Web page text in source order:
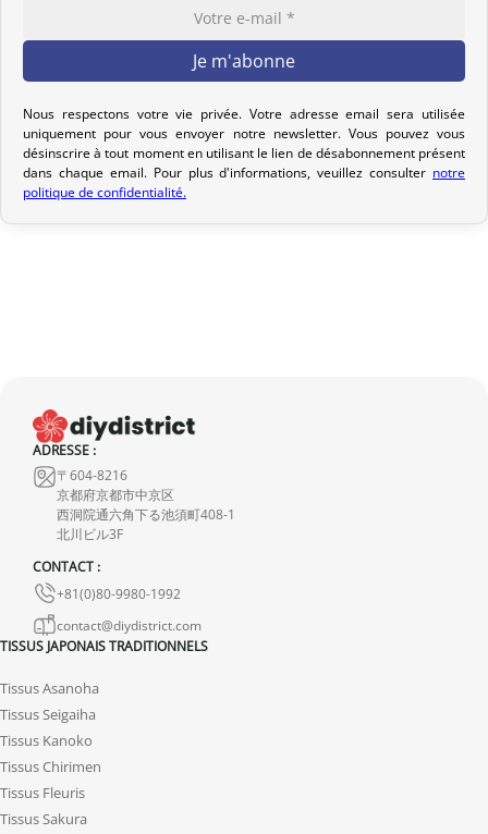
pour que nous puissions étudier ensemble la meilleure option.
Votre commande est préparée dans les 2 jours ouvrables suivant
la réception de votre paiement et remise au transporteur que
vous avez sélectionné lors de votre achat. Vous recevrez un e-mail
de confirmation d’envoi pour suivre votre colis. Nous offrons
plusieurs options de livraison pour répondre à vos besoins.
Politique de retour
neuf et dans son emballage d’origine), nous vous rembourserons
le montant de votre commande, hors frais d’expédition initiaux.
Aucun remboursement ne sera effectué pour des produits
endommagés.
En cas de défaut de notre part, contactez-nous dans les 72 heures
avec photos ou vidéo, afin que nous trouvions ensemble une
solution rapide et adaptée.
Nous respectons votre vie privée. Votre adresse email sera utilisée
uniquement pour vous envoyer notre newsletter. Vous pouvez vous
désinscrire à tout moment en utilisant le lien de désabonnement présent
dans chaque email. Pour plus d'informations, veuillez consulter notre
politique de confidentialité.
ADRESSE :
〒604-8216
京都府京都市中京区
西洞院通六角下る池須町408-1
北川ビル3F
CONTACT :
+81(0)80-9980-1992
contact@diydistrict.com
TISSUS JAPONAIS TRADITIONNELS
Tissus Asanoha
Tissus Seigaiha
Tissus Kanoko
Tissus Chirimen
Tissus Fleuris
Tissus Sakura